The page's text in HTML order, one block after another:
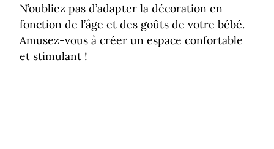
N’oubliez pas d’adapter la décoration en
fonction de l’âge et des goûts de votre bébé.
Amusez-vous à créer un espace confortable
et stimulant !